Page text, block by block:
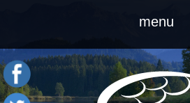
menu
home